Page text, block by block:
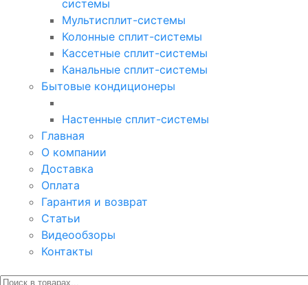
системы
Мультисплит-системы
Колонные сплит-системы
Кассетные сплит-системы
Канальные сплит-системы
Бытовые кондиционеры
Настенные сплит-системы
Главная
О компании
Доставка
Оплата
Гарантия и возврат
Статьи
Видеообзоры
Контакты